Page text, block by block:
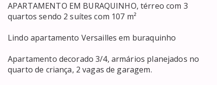
APARTAMENTO EM BURAQUINHO, térreo com 3
quartos sendo 2 suítes com 107 m²
Lindo apartamento Versailles em buraquinho
Apartamento decorado 3/4, armários planejados no
quarto de criança, 2 vagas de garagem.